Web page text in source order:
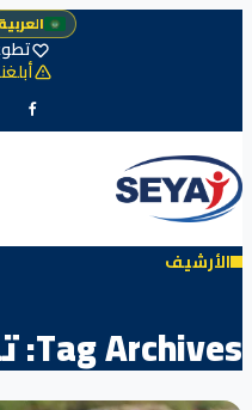
العربية
الأرشيف
Tag Archives: